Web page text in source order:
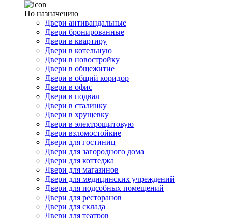
По назначению
Двери антивандальные
Двери бронированные
Двери в квартиру
Двери в котельную
Двери в новостройку
Двери в общежитие
Двери в общий коридор
Двери в офис
Двери в подвал
Двери в сталинку
Двери в хрущевку
Двери в электрощитовую
Двери взломостойкие
Двери для гостиниц
Двери для загородного дома
Двери для коттеджа
Двери для магазинов
Двери для медицинских учреждений
Двери для подсобных помещений
Двери для ресторанов
Двери для склада
Двери для театров